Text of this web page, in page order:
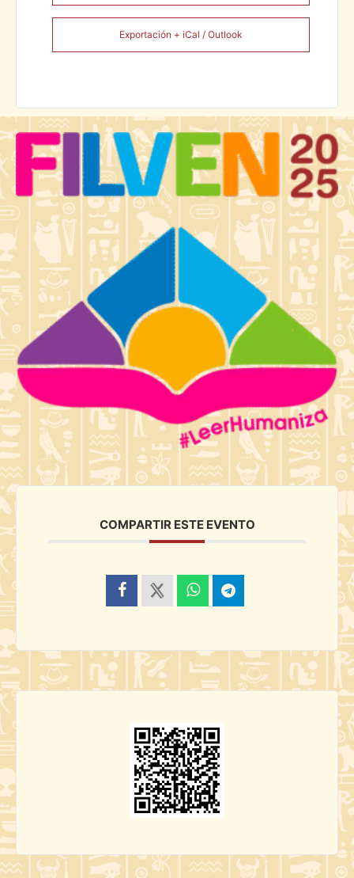
Exportación + iCal / Outlook
COMPARTIR ESTE EVENTO